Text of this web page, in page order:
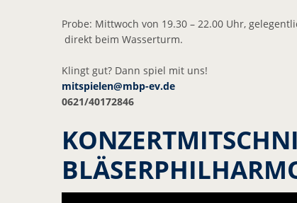
Probe: Mittwoch von 19.30 – 22.00 Uhr,
direkt beim Wasserturm.
Klingt gut? Dann spiel mit uns!
mitspielen@mbp-ev.de
0621/40172846